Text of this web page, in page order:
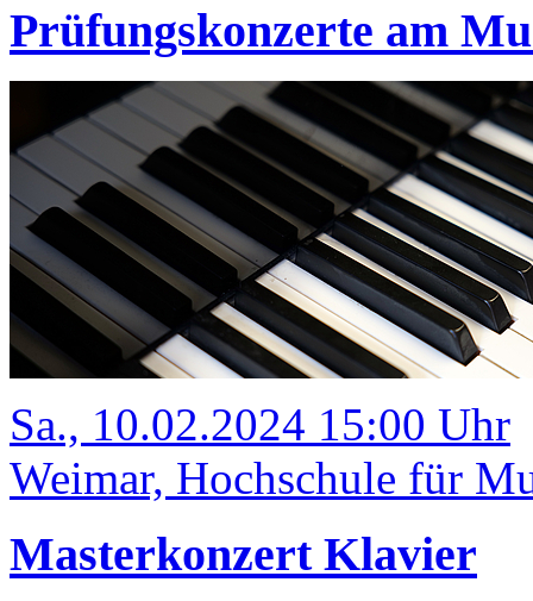
Prüfungskonzerte am
Sa., 10.02.2024 15:00 Uhr
Weimar, Hochschule für
Masterkonzert Klavier